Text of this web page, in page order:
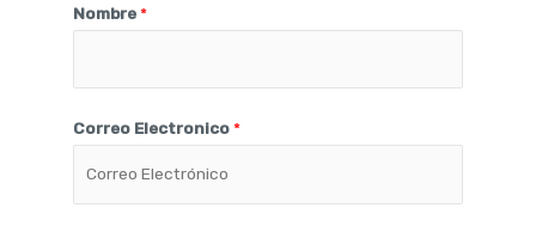
Nombre*
Correo Electronico*